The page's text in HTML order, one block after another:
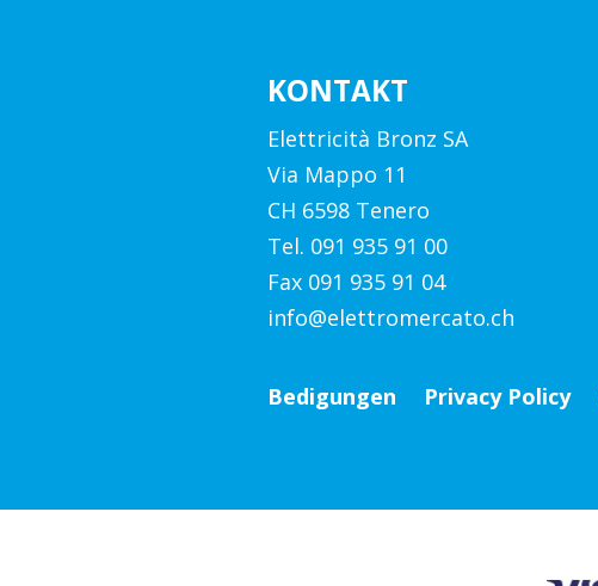
KONTAKT
Elettricità Bronz SA
Via Mappo 11
CH 6598 Tenero
Tel. 091 935 91 00
Fax 091 935 91 04
info@elettromercato.ch
Bedigungen Privacy Policy